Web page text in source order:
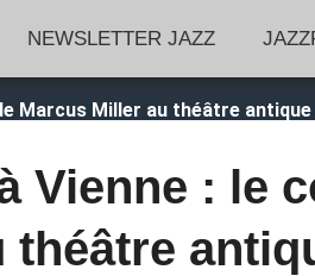
NEWSLETTER JAZZ
Marcus Miller au théâtre
Vienne : le